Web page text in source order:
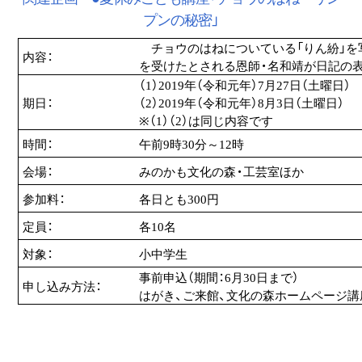
プンの秘密」
内容：
チョウのはねについている「りん紛」
を受けたとされる恩師・名和靖が日記
期日：
（1）2019年（令和元年）7月27日（土曜日）
（2）2019年（令和元年）8月3日（土曜日）
※（1）（2）は同じ内容です
時間：
午前9時30分～12時
会場：
みのかも文化の森・工芸室ほか
参加料：
各日とも300円
定員：
各10名
対象：
小中学生
申し込み方法：
事前申込（期間：6月30日まで）
はがき、ご来館、文化の森ホームページ